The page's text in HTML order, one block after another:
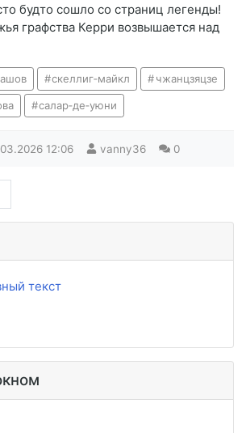
будто сошло со страниц легенды!
графства Керри возвышается над
скеллиг‑майкл чжанцзяцзе
салар‑де‑уюни
12:06 vanny36 0